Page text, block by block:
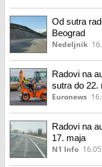
Od sutra
Beograd
Nedeljnik
Radovi na
sutra do 22.
Euronews
Radovi na
17. maja
N1 Info